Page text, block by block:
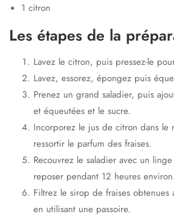
1 citron
Les étapes de la
Lavez le citron, puis pressez-le
Lavez, essorez, épongez puis
Prenez un grand saladier, puis
et équeutées et le sucre.
Incorporez le jus de citron dans le
ressortir le parfum des fraises.
Recouvrez le saladier avec un
reposer pendant 12 heures environ.
Filtrez le sirop de fraises
en utilisant une passoire.